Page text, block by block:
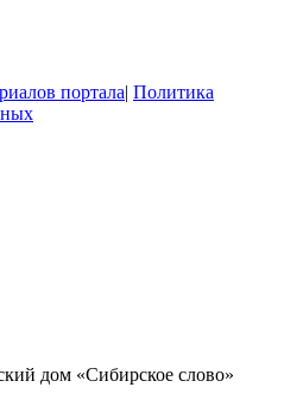
портала| Политика
дом «Сибирское слово»